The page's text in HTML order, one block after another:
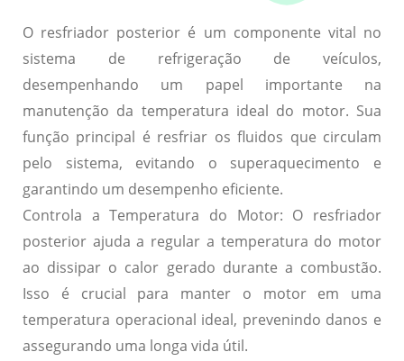
O resfriador posterior é um componente vital no
sistema de refrigeração de veículos,
desempenhando um papel importante na
manutenção da temperatura ideal do motor. Sua
função principal é resfriar os fluidos que circulam
pelo sistema, evitando o superaquecimento e
garantindo um desempenho eficiente.
Controla a Temperatura do Motor: O resfriador
posterior ajuda a regular a temperatura do motor
ao dissipar o calor gerado durante a combustão.
Isso é crucial para manter o motor em uma
temperatura operacional ideal, prevenindo danos e
assegurando uma longa vida útil.